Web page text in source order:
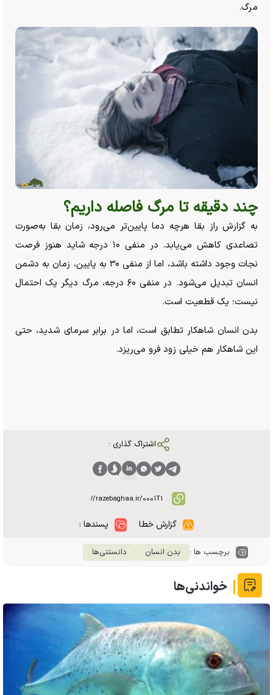
مرگ.
چند دقیقه تا مرگ فاصله داریم؟
به گزارش راز بقا هرچه دما پایین‌تر می‌رود، زمان بقا به‌صورت
تصاعدی کاهش می‌یابد. در منفی ۱۰ درجه شاید هنوز فرصت
نجات وجود داشته باشد، اما از منفی ۳۰ به پایین، زمان به دشمن
انسان تبدیل می‌شود. در منفی ۶۰ درجه، مرگ دیگر یک احتمال
نیست؛ یک قطعیت است.
بدن انسان شاهکار تطابق است، اما در برابر سرمای شدید، حتی
این شاهکار هم خیلی زود فرو می‌ریزد.
اشتراک گذاری :
گزارش خطا پسندها :
برچسب ها : بدن انسان دانستنی‌ها
خواندنی‌ها